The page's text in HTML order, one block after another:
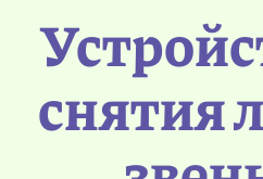
снятия